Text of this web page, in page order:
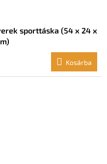
sporttáska (54 x 24 x
Kosárba